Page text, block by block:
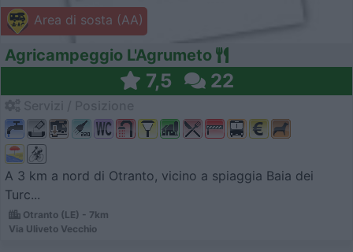
Area di sosta (AA)
Agricampeggio L'Agrumeto
7,5 22
A 3 km a nord di Otranto, vicino a spiaggia Baia dei
Turc...
Otranto (LE) - 7km
Via Uliveto Vecchio